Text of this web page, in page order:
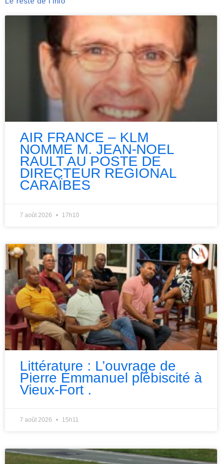
AIR FRANCE – KLM
NOMME M. JEAN-NOEL
RAULT AU POSTE DE
DIRECTEUR REGIONAL
CARAÏBES
7 août 2026 17h10
Littérature : L’ouvrage de
Pierre Émmanuel plébiscité à
Vieux-Fort .
7 août 2026 15h11